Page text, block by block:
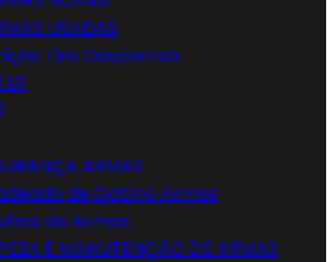
USADAS
Tiro Desportivo
ARMAS
de Gatilho Armas
de Armas
E MANUTENÇÃO DE ARMAS